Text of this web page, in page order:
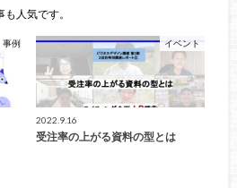
人気です。
事例 イベント
2022.9.16
受注率の上がる資料の型とは